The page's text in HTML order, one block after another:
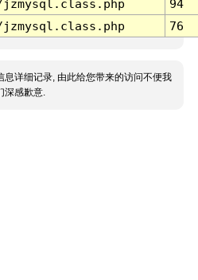
94
76
息详细记录, 由此给您带来的访问不便我
深感歉意.